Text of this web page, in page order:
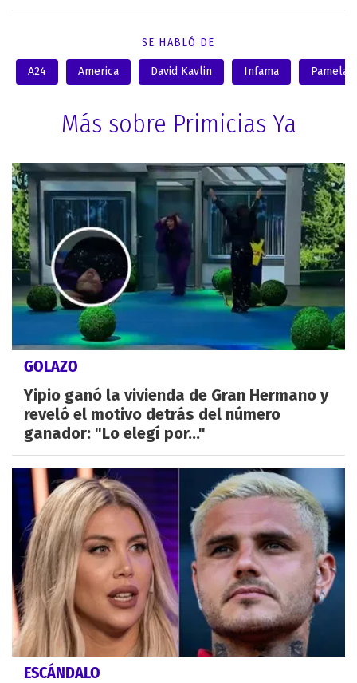
SE HABLÓ DE
A24 America David Kavlin Infama Pamela
Más sobre Primicias Ya
GOLAZO
Yipio ganó la vivienda de Gran Hermano y
reveló el motivo detrás del número
ganador: "Lo elegí por..."
ESCÁNDALO